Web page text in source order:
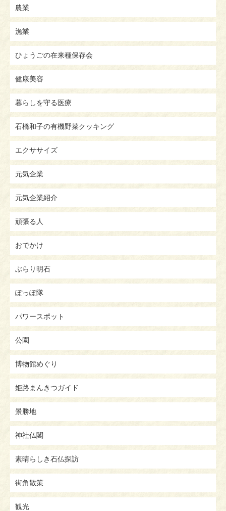
農業
漁業
ひょうごの在来種保存会
健康美容
暮らしを守る医療
石橋和子の有機野菜クッキング
エクササイズ
元気企業
元気企業紹介
頑張る人
おでかけ
ぶらり明石
ぽっぽ隊
パワースポット
公園
博物館めぐり
姫路まんきつガイド
景勝地
神社仏閣
素晴らしき石仏探訪
街角散策
観光